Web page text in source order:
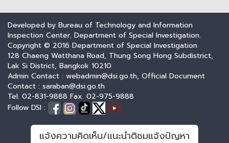
Developed by Bureau of Technology and Information
Inspection Center. Department of Special Investigation.
Copyright © 2016 Department of Special Investigation
128 Chaeng Watthana Road, Thung Song Hong Subdistrict,
Lak Si District, Bangkok 10210
Admin Contact : webadmin@dsi.go.th, Official Document
Contact : saraban@dsi.go.th
Tel. 02-831-9888 Fax. 02-975-9888
Follow DSI :
แจ้งความคิดเห็น/แนะนำติชมแจ้งปัญหา